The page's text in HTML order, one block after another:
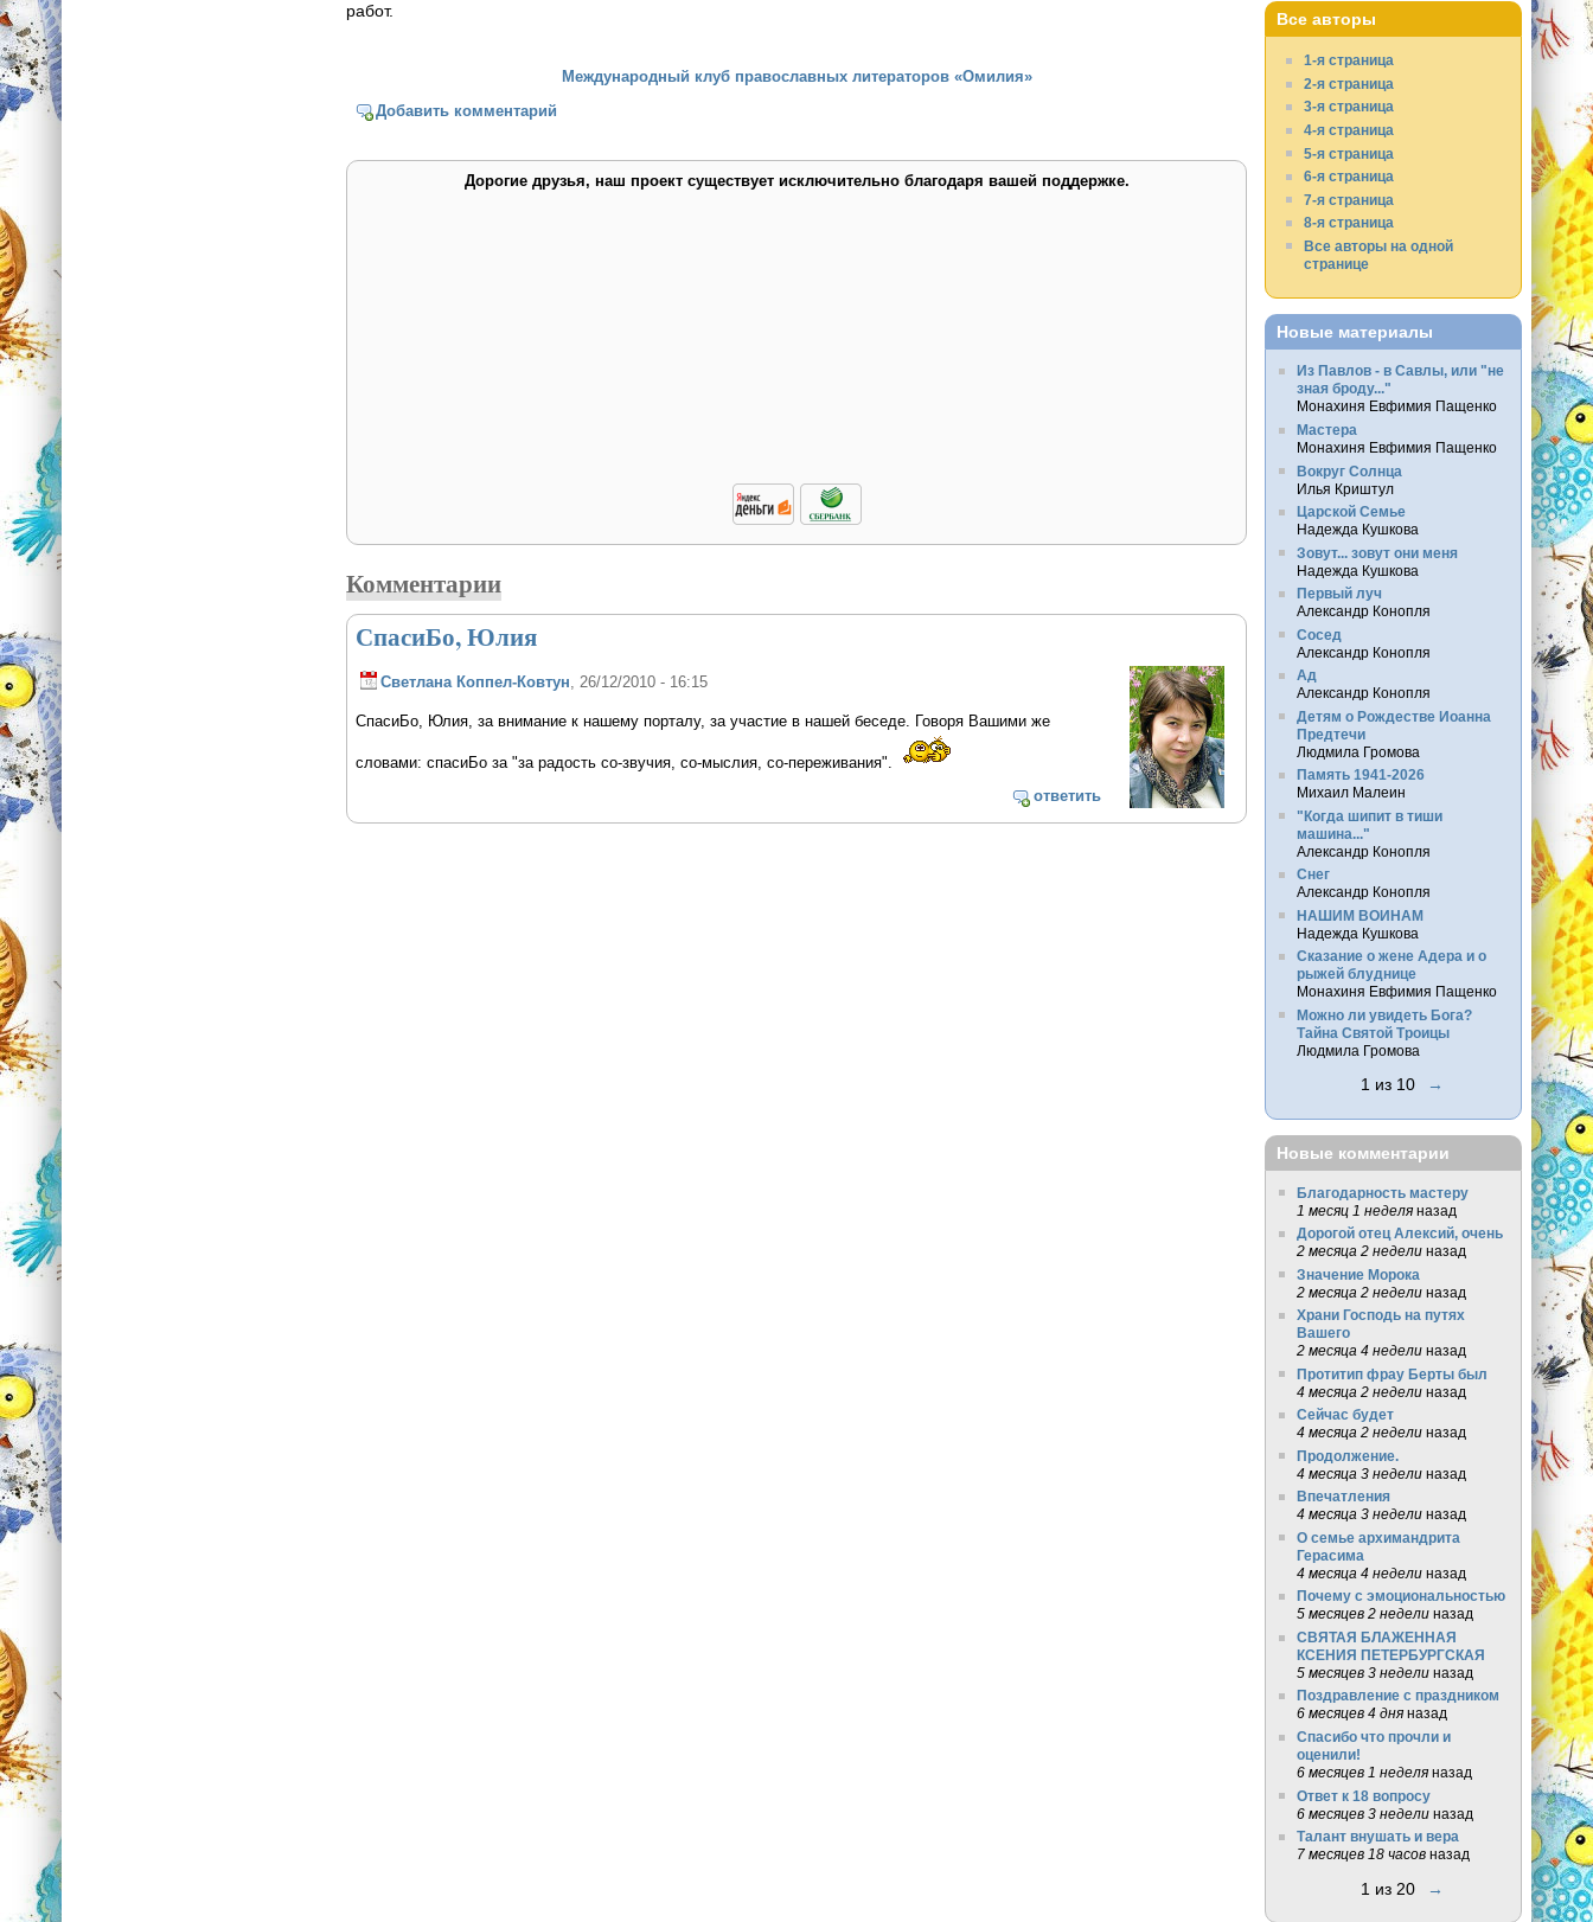
работ.
Международный клуб православных литераторов «Омилия»
Добавить комментарий
Дорогие друзья, наш проект существует исключительно благодаря вашей поддержке.
Комментарии
СпасиБо, Юлия
Светлана Коппел-Ковтун , 26/12/2010 - 16:15
СпасиБо, Юлия, за внимание к нашему порталу, за участие в нашей беседе. Говоря Вашими же
словами: спасиБо за "за радость со-звучия, со-мыслия, со-переживания".
ответить
Все авторы
1-я страница
2-я страница
3-я страница
4-я страница
5-я страница
6-я страница
7-я страница
8-я страница
Все авторы на одной
странице
Новые материалы
Из Павлов - в Савлы, или "не
зная броду..."
Монахиня Евфимия Пащенко
Мастера
Монахиня Евфимия Пащенко
Вокруг Солнца
Илья Криштул
Царской Семье
Надежда Кушкова
Зовут... зовут они меня
Надежда Кушкова
Первый луч
Александр Конопля
Сосед
Александр Конопля
Ад
Александр Конопля
Детям о Рождестве Иоанна
Предтечи
Людмила Громова
Память 1941-2026
Михаил Малеин
"Когда шипит в тиши
машина..."
Александр Конопля
Снег
Александр Конопля
НАШИМ ВОИНАМ
Надежда Кушкова
Сказание о жене Адера и о
рыжей блуднице
Монахиня Евфимия Пащенко
Можно ли увидеть Бога?
Тайна Святой Троицы
Людмила Громова
1 из 10 →
Новые комментарии
Благодарность мастеру
1 месяц 1 неделяназад
Дорогой отец Алексий, очень
2 месяца 2 неделиназад
Значение Морока
2 месяца 2 неделиназад
Храни Господь на путях
Вашего
2 месяца 4 неделиназад
Протитип фрау Берты был
4 месяца 2 неделиназад
Сейчас будет
4 месяца 2 неделиназад
Продолжение.
4 месяца 3 неделиназад
Впечатления
4 месяца 3 неделиназад
О семье архимандрита
Герасима
4 месяца 4 неделиназад
Почему с эмоциональностью
5 месяцев 2 неделиназад
СВЯТАЯ БЛАЖЕННАЯ
КСЕНИЯ ПЕТЕРБУРГСКАЯ
5 месяцев 3 неделиназад
Поздравление с праздником
6 месяцев 4 дняназад
Спасибо что прочли и
оценили!
6 месяцев 1 неделяназад
Ответ к 18 вопросу
6 месяцев 3 неделиназад
Талант внушать и вера
7 месяцев 18 часовназад
1 из 20 →